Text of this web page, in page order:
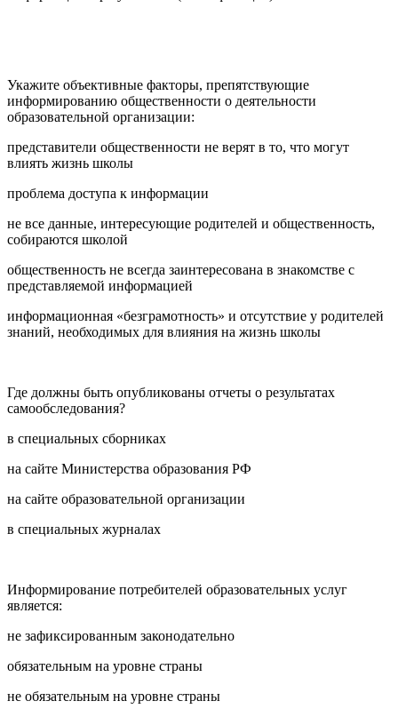
Укажите объективные факторы, препятствующие
информированию общественности о деятельности
образовательной организации:
представители общественности не верят в то, что могут
влиять жизнь школы
проблема доступа к информации
не все данные, интересующие родителей и общественность,
собираются школой
общественность не всегда заинтересована в знакомстве с
представляемой информацией
информационная «безграмотность» и отсутствие у родителей
знаний, необходимых для влияния на жизнь школы
Где должны быть опубликованы отчеты о результатах
самообследования?
в специальных сборниках
на сайте Министерства образования РФ
на сайте образовательной организации
в специальных журналах
Информирование потребителей образовательных услуг
является:
не зафиксированным законодательно
обязательным на уровне страны
не обязательным на уровне страны